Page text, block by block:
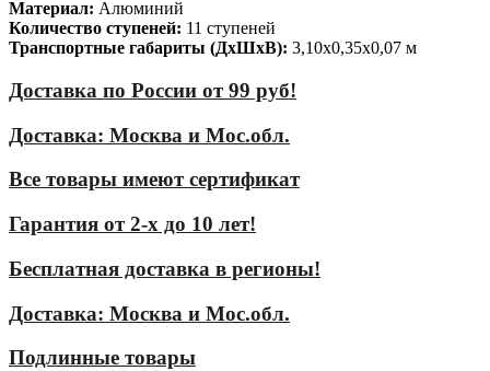
Материал: Алюминий
Количество ступеней: 11 ступеней
Транспортные габариты (ДхШхВ): 3,10х0,35х0,07 м
Доставка по России от 99 руб!
Доставка: Москва и Мос.обл.
Все товары имеют сертификат
Гарантия от 2-х до 10 лет!
Бесплатная доставка в регионы!
Доставка: Москва и Мос.обл.
Подлинные товары